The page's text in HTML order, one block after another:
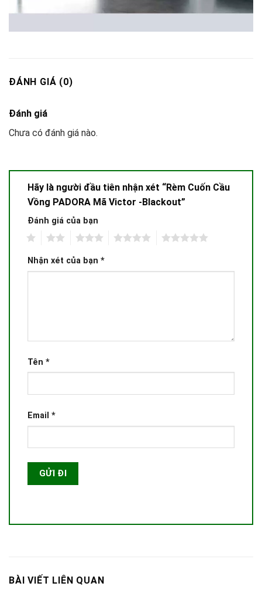
ĐÁNH GIÁ (0)
Đánh giá
Chưa có đánh giá nào.
Hãy là người đầu tiên nhận xét “Rèm Cuốn Cầu
Vồng PADORA Mã Victor -Blackout”
Đánh giá của bạn
Nhận xét của bạn *
Tên *
Email *
BÀI VIẾT LIÊN QUAN